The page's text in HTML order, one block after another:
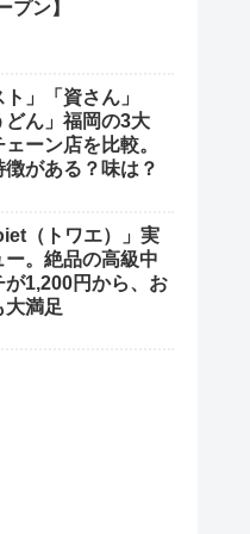
プン】
ト」「資さん」
どん」福岡の3大
ーン店を比較。
徴がある？味は？
（トワエ）」実
ー。絶品の高級中
が1,200円から、お
大満足